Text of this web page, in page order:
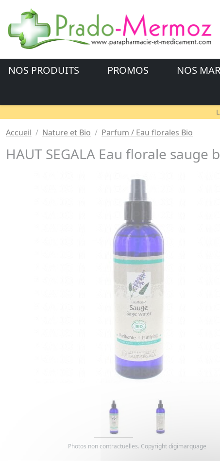
NOS PRODUITS PROMOS NOS
Accueil Nature et Bio Parfum / Eau florales Bio
HAUT SEGALA Eau florale sauge
Photos non contractuelles. Copyright digimarquage